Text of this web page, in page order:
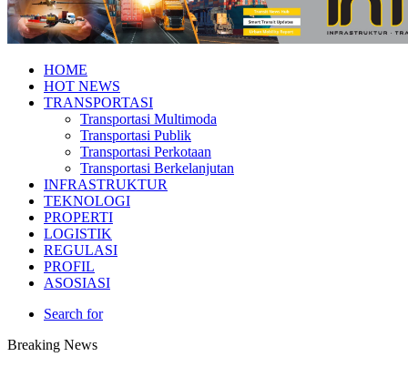
HOME
HOT NEWS
TRANSPORTASI
Transportasi Multimoda
Transportasi Publik
Transportasi Perkotaan
Transportasi Berkelanjutan
INFRASTRUKTUR
TEKNOLOGI
PROPERTI
LOGISTIK
REGULASI
PROFIL
ASOSIASI
Search for
Breaking News